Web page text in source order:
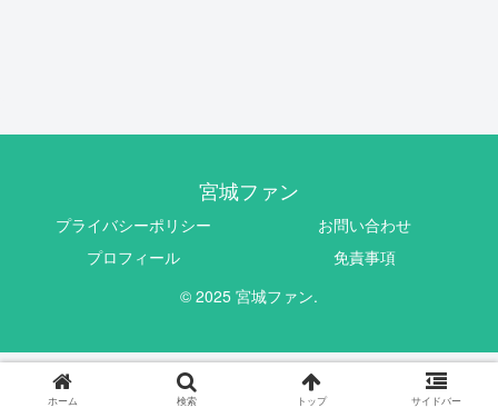
宮城ファン
プライバシーポリシー
お問い合わせ
プロフィール
免責事項
© 2025 宮城ファン.
ホーム 検索 トップ サイドバー